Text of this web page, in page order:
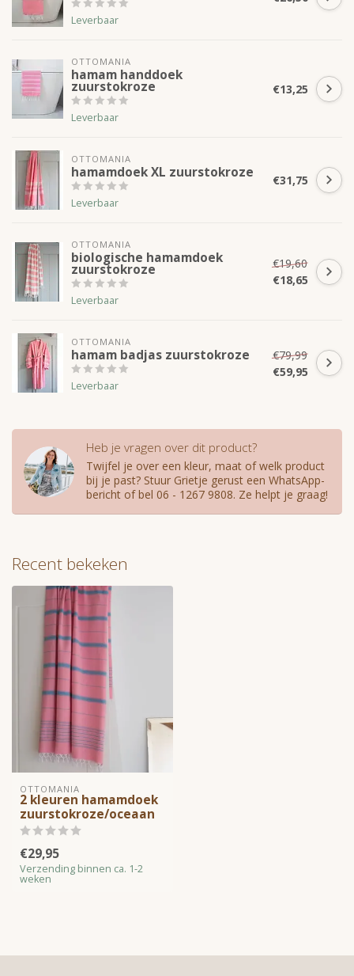
Leverbaar
OTTOMANIA
hamam handdoek
zuurstokroze
Leverbaar
€13,25
OTTOMANIA
hamamdoek XL zuurstokroze
Leverbaar
€31,75
OTTOMANIA
biologische hamamdoek
zuurstokroze
Leverbaar
€19,60
€18,65
OTTOMANIA
hamam badjas zuurstokroze
Leverbaar
€79,99
€59,95
Heb je vragen over dit product?
Twijfel je over een kleur, maat of welk product
bij je past? Stuur Grietje gerust een WhatsApp-
bericht of bel 06 - 1267 9808. Ze helpt je graag!
Recent bekeken
OTTOMANIA
2 kleuren hamamdoek
zuurstokroze/oceaan
€29,95
Verzending binnen ca. 1-2
weken